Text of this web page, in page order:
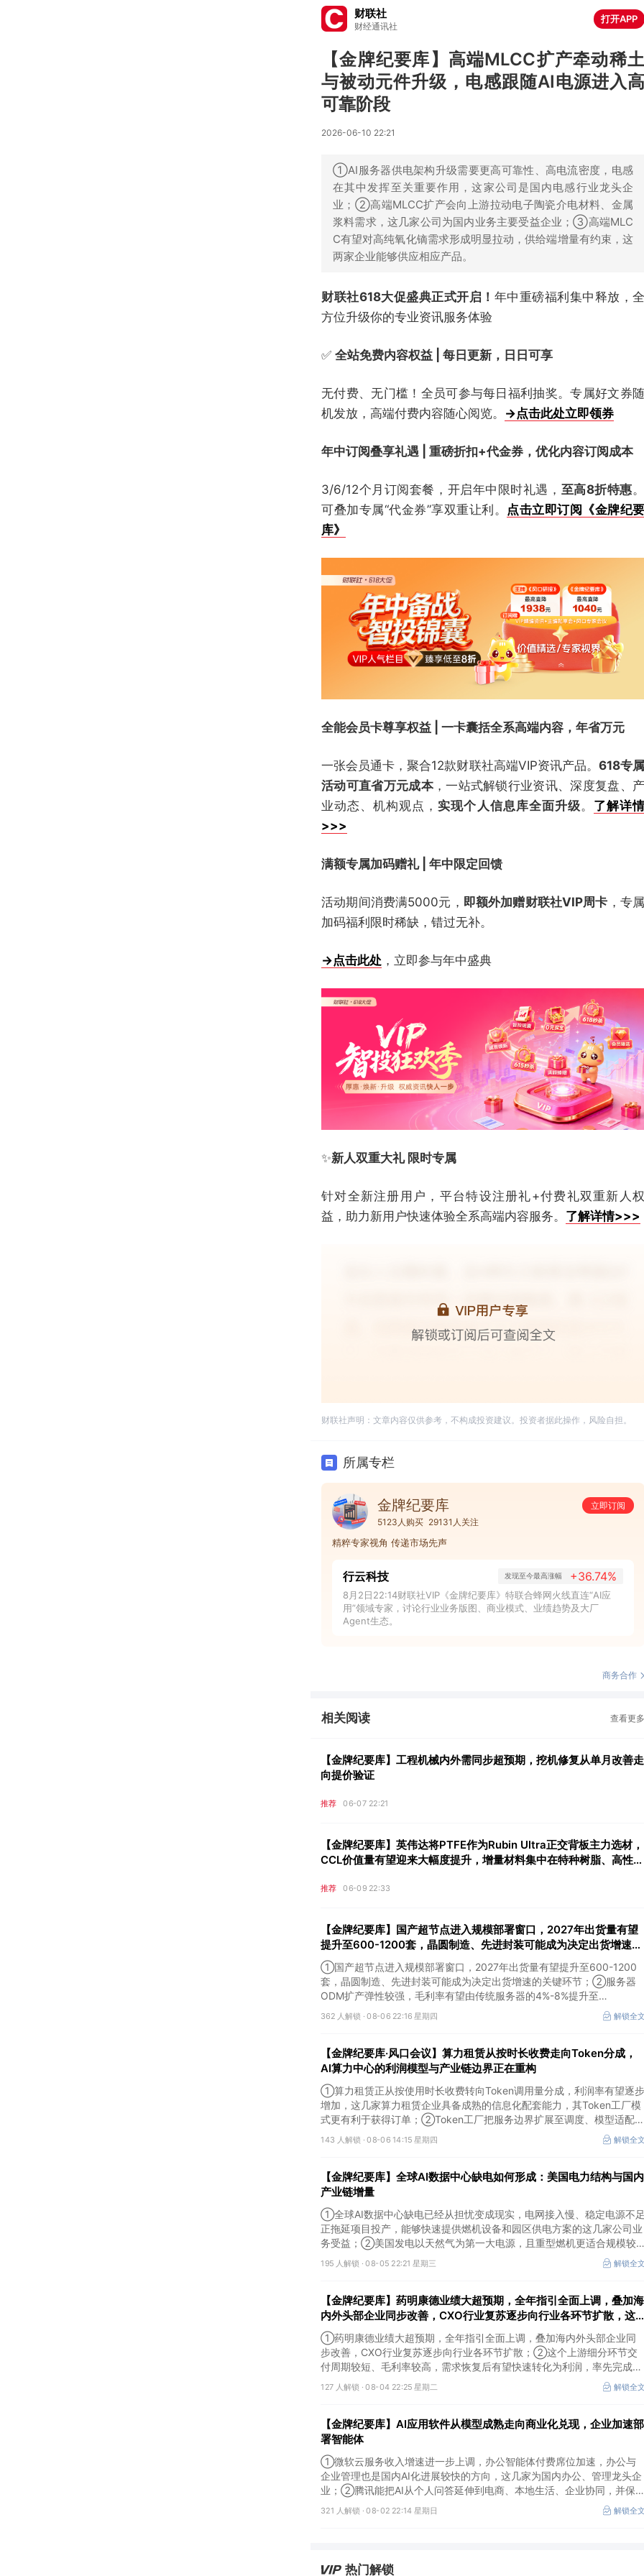
财联社
财经通讯社
打开APP
【金牌纪要库】高端MLCC扩产牵动稀土
与被动元件升级，电感跟随AI电源进入高
可靠阶段
2026-06-10 22:21
①AI服务器供电架构升级需要更高可靠性、高电流密度，电感
在其中发挥至关重要作用，这家公司是国内电感行业龙头企
业；②高端MLCC扩产会向上游拉动电子陶瓷介电材料、金属
浆料需求，这几家公司为国内业务主要受益企业；③高端MLC
C有望对高纯氧化镝需求形成明显拉动，供给端增量有约束，这
两家企业能够供应相应产品。
财联社618大促盛典正式开启！ 年中重磅福利集中释放，全
方位升级你的专业资讯服务体验
✅ 全站免费内容权益 | 每日更新，日日可享
无付费、无门槛！全员可参与每日福利抽奖。专属好文券随
机发放，高端付费内容随心阅览。 →点击此处立即领券
年中订阅叠享礼遇 | 重磅折扣+代金券，优化内容订阅成本
3/6/12个月订阅套餐，开启年中限时礼遇， 至高8折特惠
可叠加专属“代金券”享双重让利。 点击立即订阅《金牌纪要
库》
全能会员卡尊享权益 | 一卡囊括全系高端内容，年省万元
一张会员通卡，聚合12款财联社高端VIP资讯产品。 618专
活动可直省万元成本，一站式解锁行业资讯、深度复盘、
业动态、机构观点， 实现个人信息库全面升级。 了解详
>>>
满额专属加码赠礼 | 年中限定回馈
活动期间消费满5000元， 即额外加赠财联社VIP周卡 ，专
加码福利限时稀缺，错过无补。
→点击此处 ，立即参与年中盛典
✨新人双重大礼 限时专属
针对全新注册用户，平台特设注册礼+付费礼双重新人权
益，助力新用户快速体验全系高端内容服务。 了解详情>>>
财联社声明：文章内容仅供参考，不构成投资建议。投资者据此操作，风险自担。
所属专栏
金牌纪要库
立即订阅
5123人购买 29131人关注
精粹专家视角 传递市场先声
行云科技 发现至今最高涨幅 +36.74%
8月2日22:14财联社VIP《金牌纪要库》特联合蜂网火线直连“AI应
用”领域专家，讨论行业业务版图、商业模式、业绩趋势及大厂
Agent生态。
商务合作
相关阅读 查看更多
【金牌纪要库】工程机械内外需同步超预期，挖机修复从单月改善走
向提价验证
推荐 06-07 22:21
【金牌纪要库】英伟达将PTFE作为Rubin Ultra正交背板主力选材，
CCL价值量有望迎来大幅度提升，增量材料集中在特种树脂、高性能
推荐 06-09 22:33
【金牌纪要库】国产超节点进入规模部署窗口，2027年出货量有望
提升至600-1200套，晶圆制造、先进封装可能成为决定出货增速的
关键环节
①国产超节点进入规模部署窗口，2027年出货量有望提升至600-1200
套，晶圆制造、先进封装可能成为决定出货增速的关键环节；②服务器
ODM扩产弹性较强，毛利率有望由传统服务器的4%-8%提升至
10%-15%，这两家公司占据整机市场的核心份额；③国产交换芯片已经
由送样验证逐步进入小批量应用，中低速率产品替代有望加快，400G、
362 人解锁 ·08-06 22:16 星期四 解锁全
【金牌纪要库·风口会议】算力租赁从按时长收费走向Token分成，
AI算力中心的利润模型与产业链边界正在重构
①算力租赁正从按使用时长收费转向Token调用量分成，利润率有望逐步
增加，这几家算力租赁企业具备成熟的信息化配套能力，其Token工厂模
式更有利于获得订单；②Token工厂把服务边界扩展至调度、模型适配、
计费和安全，这类具备网络安全配套和底层模型适配业务的企业也会受益
Token工厂建设；③高端训练卡仍受供给约束，AI应用持续推高推理需求
143 人解锁 ·08-06 14:15 星期四 解锁全
【金牌纪要库】全球AI数据中心缺电如何形成：美国电力结构与国内
产业链增量
①全球AI数据中心缺电已经从担忧变成现实，电网接入慢、稳定电源不
正拖延项目投产，能够快速提供燃机设备和园区供电方案的这几家公司业
务受益；②美国发电以天然气为第一大电源，且重型燃机更适合规模较
大、持续运行的数据中心园区，透平叶片为上游主要卡产能环节，这家国
内公司已与国外燃机巨头签署多年供货协议；③国家电网“十五五”投资规
几家企业为国内特高压设备头部企业。
195 人解锁 ·08-05 22:21 星期三 解锁全
【金牌纪要库】药明康德业绩大超预期，全年指引全面上调，叠加海
内外头部企业同步改善，CXO行业复苏逐步向行业各环节扩散，这
个上游细分环节交付周期较短、毛利率较高，需求恢复后有望快速转
化为利润
①药明康德业绩大超预期，全年指引全面上调，叠加海内外头部企业同
步改善，CXO行业复苏逐步向行业各环节扩散；②这个上游细分环节交
付周期较短、毛利率较高，需求恢复后有望快速转化为利润，率先完成客
户认证并具备规模化生产能力的企业竞争优势更明显；③相较2019—
2021年周期，本轮更多来自存量管线向中后期推进、境外BD交易活跃、
强。
127 人解锁 ·08-04 22:25 星期二 解锁全
【金牌纪要库】AI应用软件从模型成熟走向商业化兑现，企业加速部
署智能体
①微软云服务收入增速进一步上调，办公智能体付费席位加速，办公与
企业管理也是国内AI化进展较快的方向，这几家为国内办公、管理龙头企
业；②腾讯能把AI从个人问答延伸到电商、本地生活、企业协同，并保
较强的开放生态特征，在AI智能体时代具有强竞争力，这几家企业与腾讯
业务联系紧密；③AI应用扩张会显著增加推理算力需求，第三方算力的
321 人解锁 ·08-02 22:14 星期日 解锁全
热门解锁